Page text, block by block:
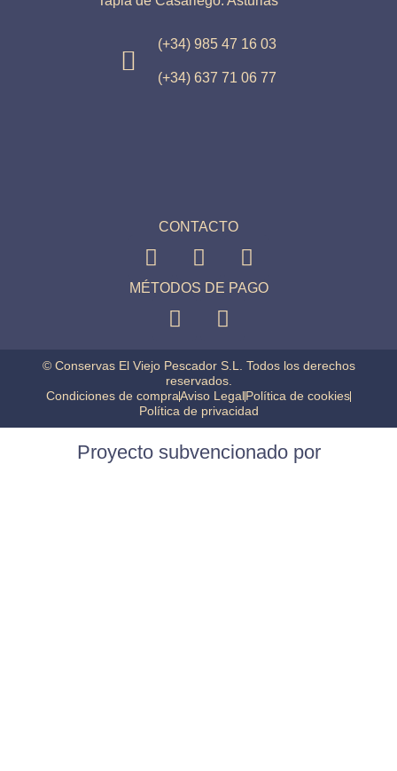
(+34) 985 47 16 03
(+34) 637 71 06 77
CONTACTO
MÉTODOS DE PAGO
© Conservas El Viejo Pescador S.L. Todos los derechos
reservados.
Condiciones de compraAviso LegalPolítica de cookies
Política de privacidad
Proyecto subvencionado por